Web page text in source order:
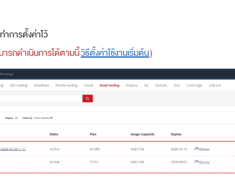
ำการตั้งค่าไว้
ารถดำเนินการได้ตามนี้วิธีตั้งค่าใช้งานเริ่มต้น)